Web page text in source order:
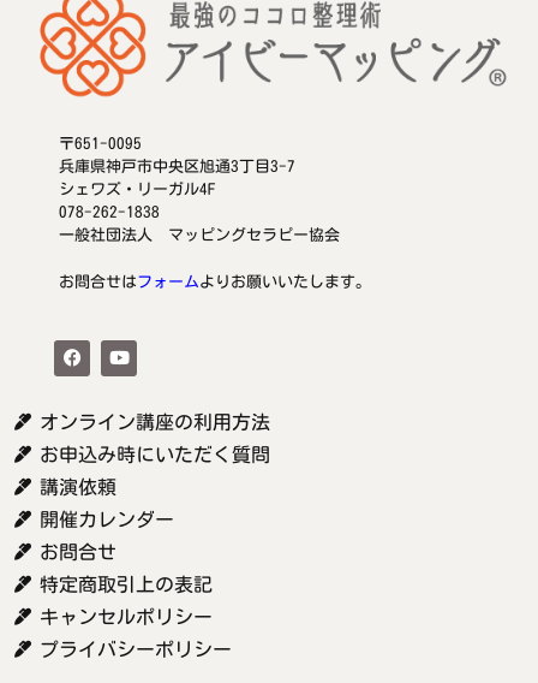
〒651-0095
兵庫県神戸市中央区旭通3丁目3-7
シェワズ・リーガル4F
078-262-1838
一般社団法人 マッピングセラピー協会
お問合せはフォーム よりお願いいたします。
オンライン講座の利用方法
お申込み時にいただく質問
講演依頼
開催カレンダー
お問合せ
特定商取引上の表記
キャンセルポリシー
プライバシーポリシー